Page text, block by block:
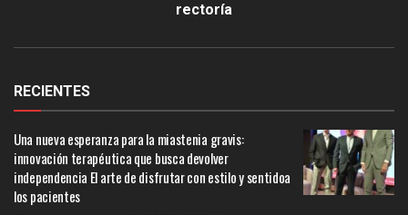
rectoría
RECIENTES
Una nueva esperanza para la miastenia gravis:
innovación terapéutica que busca devolver
independencia El arte de disfrutar con estilo y sentidoa
los pacientes